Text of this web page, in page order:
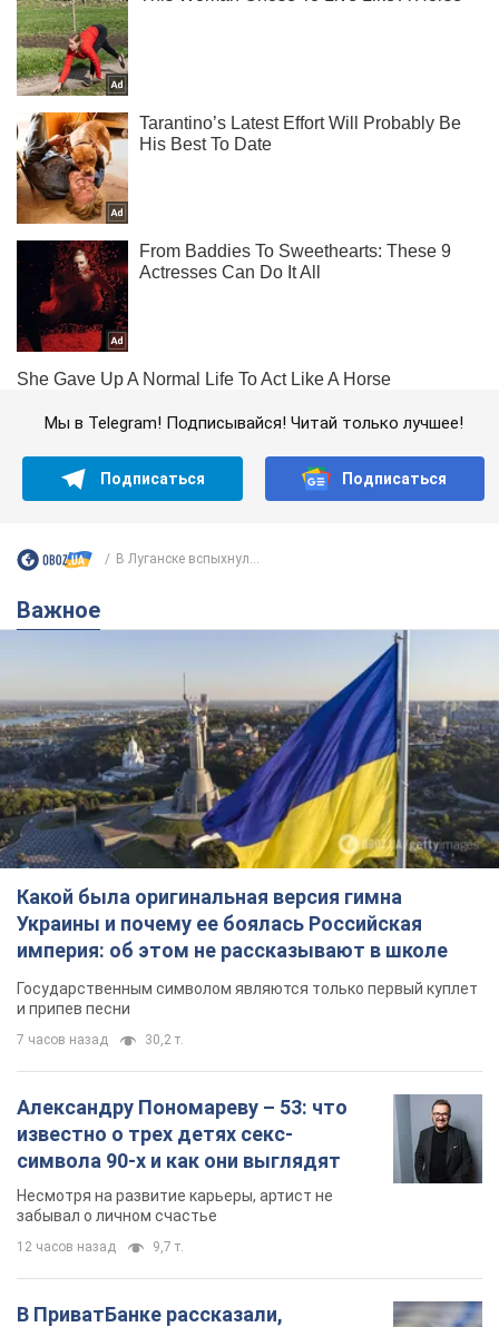
Мы в Telegram! Подписывайся! Читай только лучшее!
Подписаться Подписаться
В Луганске вспыхнул...
Важное
Какой была оригинальная версия гимна
Украины и почему ее боялась Российская
империя: об этом не рассказывают в школе
Государственным символом являются только первый куплет
и припев песни
7 часов назад 30,2 т.
Александру Пономареву – 53: что
известно о трех детях секс-
символа 90-х и как они выглядят
Несмотря на развитие карьеры, артист не
забывал о личном счастье
12 часов назад 9,7 т.
В ПриватБанке рассказали,